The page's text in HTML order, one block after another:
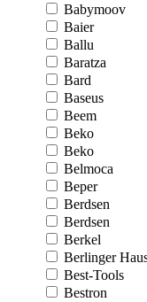
Babymoov
Baier
Ballu
Baratza
Bard
Baseus
Beem
Beko
Beko
Belmoca
Beper
Berdsen
Berdsen
Berkel
Berlinger
Best-Tools
Bestron